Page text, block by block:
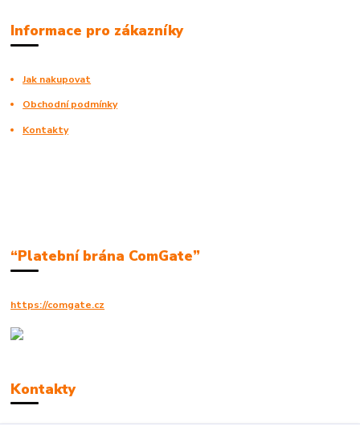
Informace pro zákazníky
Jak nakupovat
Obchodní podmínky
Kontakty
“Platební brána ComGate”
https://comgate.cz
Kontakty